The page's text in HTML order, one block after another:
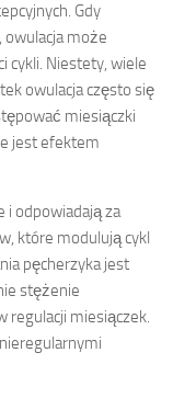
Gdy
owulacja może
cykli. Niestety, wiele
owulacja często się
miesiączki
jest efektem
i odpowiadają za
które modulują cykl
pęcherzyka jest
stężenie
regulacji miesiączek.